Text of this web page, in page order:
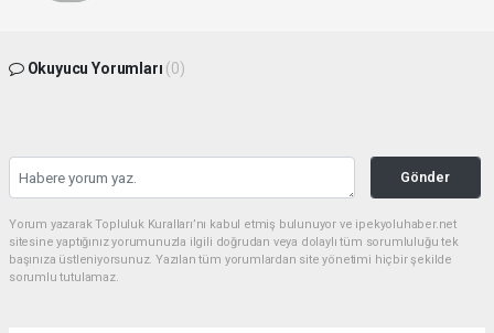
Okuyucu Yorumları (0)
Gönder
Yorum yazarak Topluluk Kuralları’nı kabul etmiş bulunuyor ve ipekyoluhaber.net
sitesine yaptığınız yorumunuzla ilgili doğrudan veya dolaylı tüm sorumluluğu tek
başınıza üstleniyorsunuz. Yazılan tüm yorumlardan site yönetimi hiçbir şekilde
sorumlu tutulamaz.